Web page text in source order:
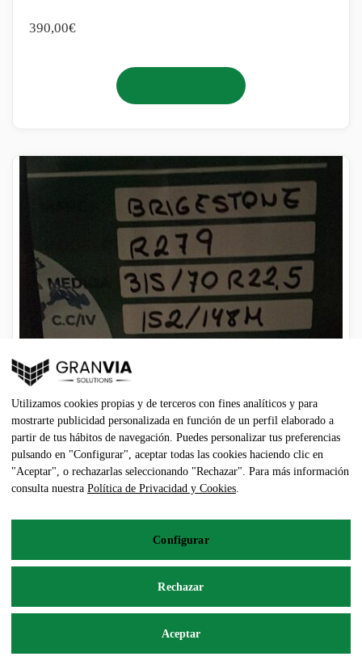
390,00€
Añadir al carrito
Utilizamos cookies propias y de terceros con fines analíticos y para
mostrarte publicidad personalizada en función de un perfil elaborado a
partir de tus hábitos de navegación. Puedes personalizar tus preferencias
pulsando en "Configurar", aceptar todas las cookies haciendo clic en
"Aceptar", o rechazarlas seleccionando "Rechazar". Para más información
consulta nuestra Política de Privacidad y Cookies.
Configurar
Rechazar
Aceptar